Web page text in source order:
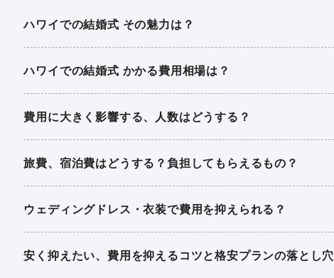
ハワイでの結婚式 その魅力は？
ハワイでの結婚式 かかる費用相場は？
費用に大きく影響する、人数はどうする？
旅費、宿泊費はどうする？負担してもらえるもの？
ウェディングドレス・衣装で費用を抑えられる？
安く抑えたい、費用を抑えるコツと格安プランの落とし穴